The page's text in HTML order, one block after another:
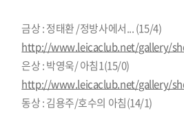
금상 : 정태환 /정방사에서... (15/4)
http://www.leicaclub.net/gallery/
은상 : 박영욱/ 아침1(15/0)
http://www.leicaclub.net/gallery/
동상 : 김용주/호수의 아침(14/1)